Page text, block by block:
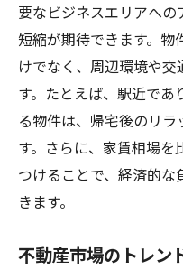
不動産選びで
プロが教える
不動産選びで
福島区の不動
大阪環状線での賃
賃貸物件選び
大阪環状線沿
要なビジネスエリアへ
短縮が期待できます。
けでなく、周辺環境や
す。たとえば、駅近で
る物件は、帰宅後のリ
す。さらに、家賃相場
つけることで、経済的
きます。
不動産市場のトレン